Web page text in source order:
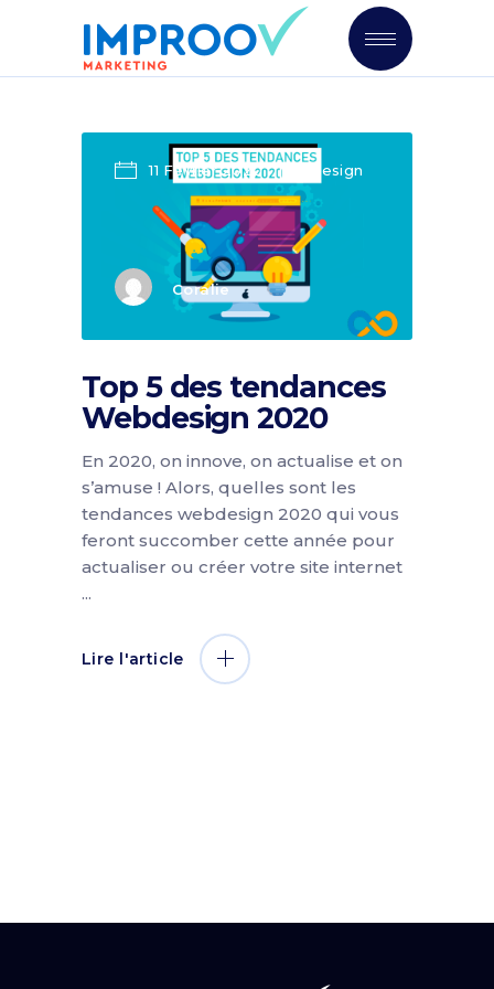
11 Février 2020 Design
Coralie
Top 5 des tendances
Webdesign 2020
En 2020, on innove, on actualise et on
s’amuse ! Alors, quelles sont les
tendances webdesign 2020 qui vous
feront succomber cette année pour
actualiser ou créer votre site internet
Lire l'article